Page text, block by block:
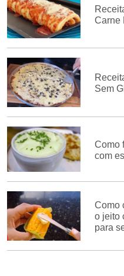
Carne
Sem
Como
com
Como
o jeito
para